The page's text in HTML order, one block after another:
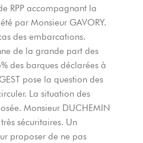
RPP accompagnant la
par Monsieur GAVORY.
des embarcations.
de la grande part des
des barques déclarées à
pose la question des
La situation des
Monsieur DUCHEMIN
sécuritaires. Un
proposer de ne pas